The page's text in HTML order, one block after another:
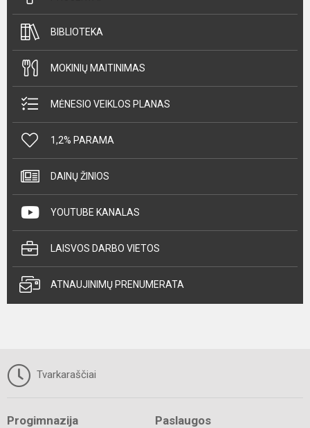
BIBLIOTEKA
MOKINIŲ MAITINIMAS
MĖNESIO VEIKLOS PLANAS
1,2% PARAMA
DAINŲ ŽINIOS
YOUTUBE KANALAS
LAISVOS DARBO VIETOS
ATNAUJINIMŲ PRENUMERATA
Tvarkaraščiai
Progimnazija Paslaugos